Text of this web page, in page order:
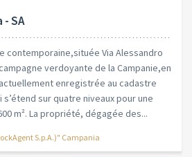
SA
contemporaine,située Via Alessandro
verdoyante de la Campanie,en
enregistrée au cadastre
s’étend sur quatre niveaux pour une
m². La propriété, dégagée des...
S.p.A.)" Campania